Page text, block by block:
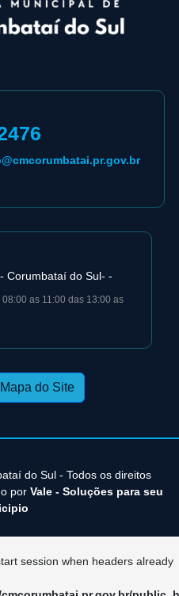
Corumbataí­ do Sul- -
as 11:00 das 13:00 as
Mapa do Site
do Sul - Todos os direitos
por Vale - Soluções para seu
session when headers already